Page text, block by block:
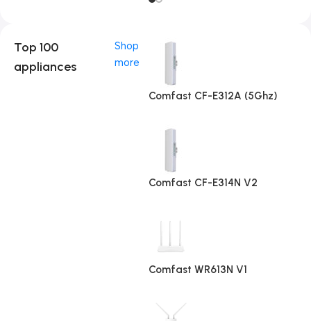
Top 100
appliances
Shop
more
Comfast CF-E312A (5Ghz)
Comfast CF-E314N V2
Comfast WR613N V1